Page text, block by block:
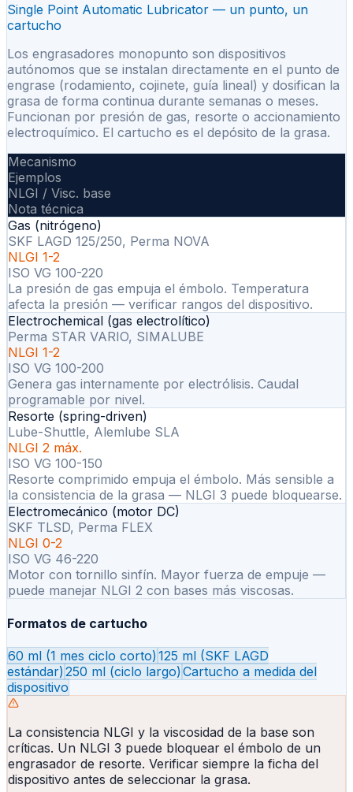
Single Point Automatic Lubricator — un punto, un
cartucho
Los engrasadores monopunto son dispositivos
autónomos que se instalan directamente en el punto de
engrase (rodamiento, cojinete, guía lineal) y dosifican la
grasa de forma continua durante semanas o meses.
Funcionan por presión de gas, resorte o accionamiento
electroquímico. El cartucho es el depósito de la grasa.
Mecanismo
Ejemplos
NLGI / Visc. base
Nota técnica
Gas (nitrógeno)
SKF LAGD 125/250, Perma NOVA
NLGI 1-2
ISO VG 100-220
La presión de gas empuja el émbolo. Temperatura
afecta la presión — verificar rangos del dispositivo.
Electrochemical (gas electrolítico)
Perma STAR VARIO, SIMALUBE
NLGI 1-2
ISO VG 100-200
Genera gas internamente por electrólisis. Caudal
programable por nivel.
Resorte (spring-driven)
Lube-Shuttle, Alemlube SLA
NLGI 2 máx.
ISO VG 100-150
Resorte comprimido empuja el émbolo. Más sensible a
la consistencia de la grasa — NLGI 3 puede bloquearse.
Electromecánico (motor DC)
SKF TLSD, Perma FLEX
NLGI 0-2
ISO VG 46-220
Motor con tornillo sinfín. Mayor fuerza de empuje —
puede manejar NLGI 2 con bases más viscosas.
Formatos de cartucho
60 ml (1 mes ciclo corto)125 ml (SKF LAGD
estándar)250 ml (ciclo largo)Cartucho a medida del
dispositivo
La consistencia NLGI y la viscosidad de la base son
críticas. Un NLGI 3 puede bloquear el émbolo de un
engrasador de resorte. Verificar siempre la ficha del
dispositivo antes de seleccionar la grasa.